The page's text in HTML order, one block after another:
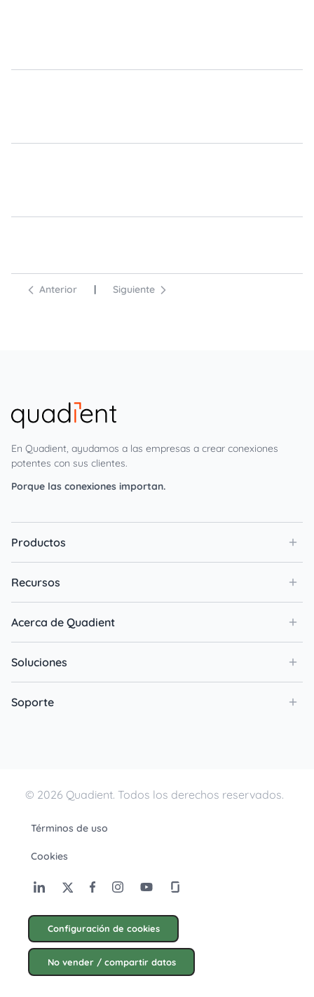
Anterior |
En Quadient, ayudamos a las empresas a crear conexiones
potentes con sus clientes.
Porque las conexiones importan.
Productos
Recursos
Acerca de Quadient
Soluciones
Soporte
© 2026 Quadient. Todos los derechos reservados.
Términos de uso
Cookies
Configuración de cookies
No vender / compartir datos